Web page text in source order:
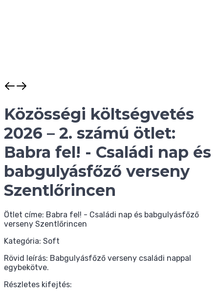
Közösségi költségvetés
2026 – 2. számú ötlet:
Babra fel! - Családi nap és
babgulyásfőző verseny
Szentlőrincen
Ötlet címe: Babra fel! - Családi nap és babgulyásfőző
verseny Szentlőrincen
Kategória: Soft
Rövid leírás: Babgulyásfőző verseny családi nappal
egybekötve.
Részletes kifejtés: